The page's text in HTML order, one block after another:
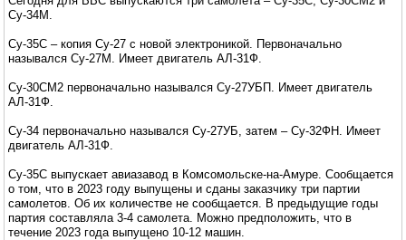
Су-34М.
Су-35С – копия Су-27 с новой электроникой. Первоначально
назывался Су-27М. Имеет двигатель АЛ-31Ф.
Су-30СМ2 первоначально назывался Су-27УБП. Имеет двигатель
АЛ-31Ф.
Су-34 первоначально назывался Су-27УБ, затем – Су-32ФН. Имеет
двигатель АЛ-31Ф.
Су-35С выпускает авиазавод в Комсомольске-на-Амуре. Сообщается
о том, что в 2023 году выпущены и сданы заказчику три партии
самолетов. Об их количестве не сообщается. В предыдущие годы
партия составляла 3-4 самолета. Можно предположить, что в
течение 2023 года выпущено 10-12 машин.